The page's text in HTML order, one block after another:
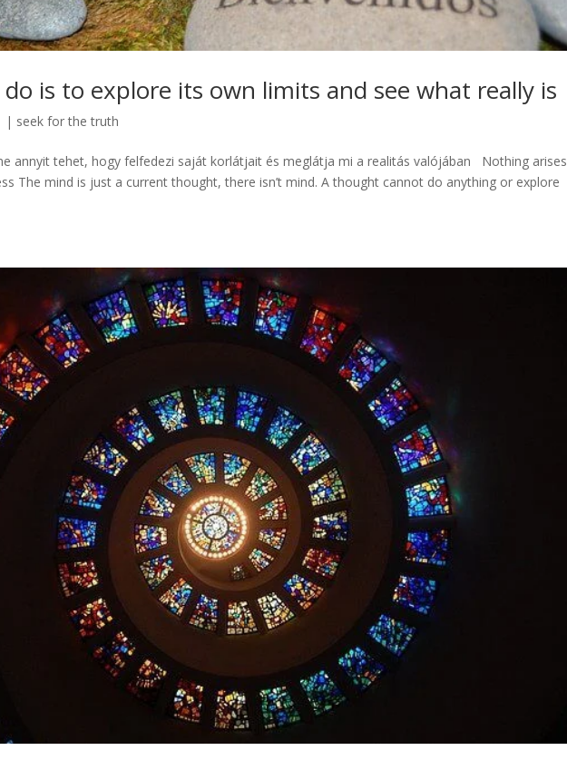
is to explore its own limits and see what really is
| seek for the truth
annyit tehet, hogy felfedezi saját korlátjait és meglátja mi a realitás valójában Nothing arises
The mind is just a current thought, there isn’t mind. A thought cannot do anything or explore